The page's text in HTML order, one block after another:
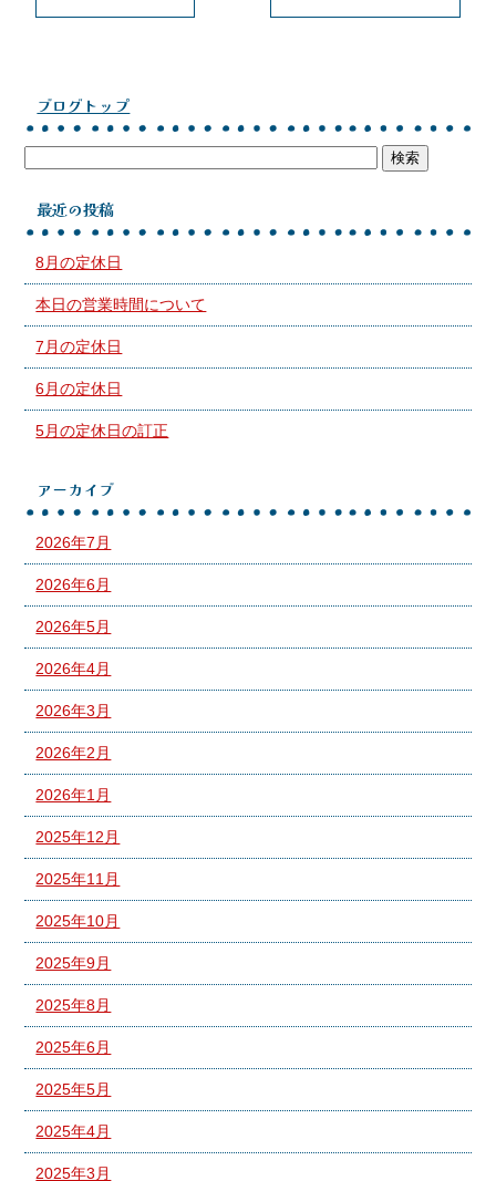
ブログトップ
最近の投稿
8月の定休日
本日の営業時間について
7月の定休日
6月の定休日
5月の定休日の訂正
アーカイブ
2026年7月
2026年6月
2026年5月
2026年4月
2026年3月
2026年2月
2026年1月
2025年12月
2025年11月
2025年10月
2025年9月
2025年8月
2025年6月
2025年5月
2025年4月
2025年3月